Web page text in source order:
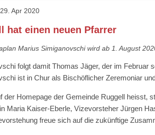
Apr 2020
hat einen neuen Pfarrer
Marius Simiganovschi wird ab 1. August
folgt damit Thomas Jäger, der im Februar
ist in Chur als Bischöflicher Zeremoniar
der Homepage der Gemeinde Ruggell heisst,
Maria Kaiser-Eberle, Vizevorsteher Jürgen
freue sich auf die zukünftige